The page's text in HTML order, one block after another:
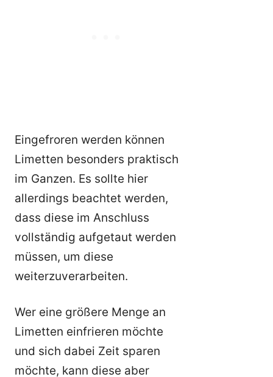
Eingefroren werden können
Limetten besonders praktisch
im Ganzen. Es sollte hier
allerdings beachtet werden,
dass diese im Anschluss
vollständig aufgetaut werden
müssen, um diese
weiterzuverarbeiten.
Wer eine größere Menge an
Limetten einfrieren möchte
und sich dabei Zeit sparen
möchte, kann diese aber